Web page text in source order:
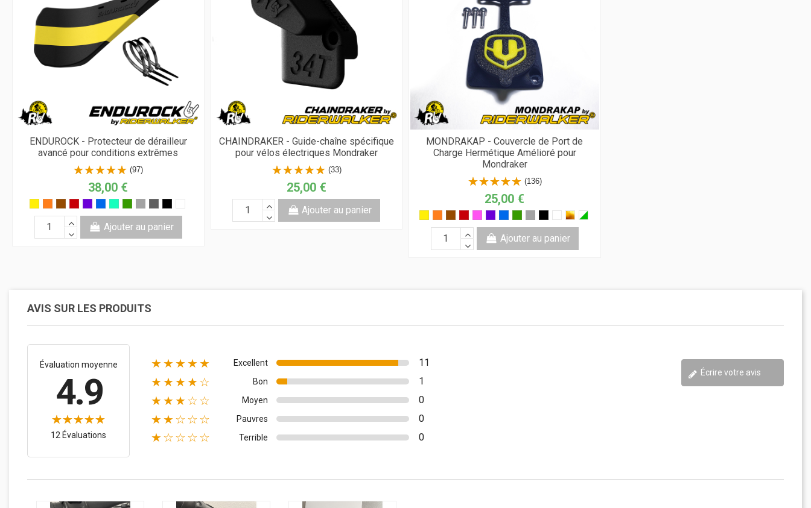
ENDUROCK - Protecteur de dérailleur
avancé pour conditions extrêmes
(97)
38,00 €
Ajouter au panier
CHAINDRAKER - Guide-chaîne spécifique
pour vélos électriques Mondraker
(33)
25,00 €
Ajouter au panier
MONDRAKAP - Couvercle de Port de
Charge Hermétique Amélioré pour
Mondraker
(136)
25,00 €
Ajouter au panier
AVIS SUR LES PRODUITS
Évaluation moyenne
4.9
12 Évaluations
★★★★★ Excellent 11
★★★★☆ Bon 1
★★★☆☆ Moyen 0
★★☆☆☆ Pauvres 0
★☆☆☆☆ Terrible 0
Écrire votre avis